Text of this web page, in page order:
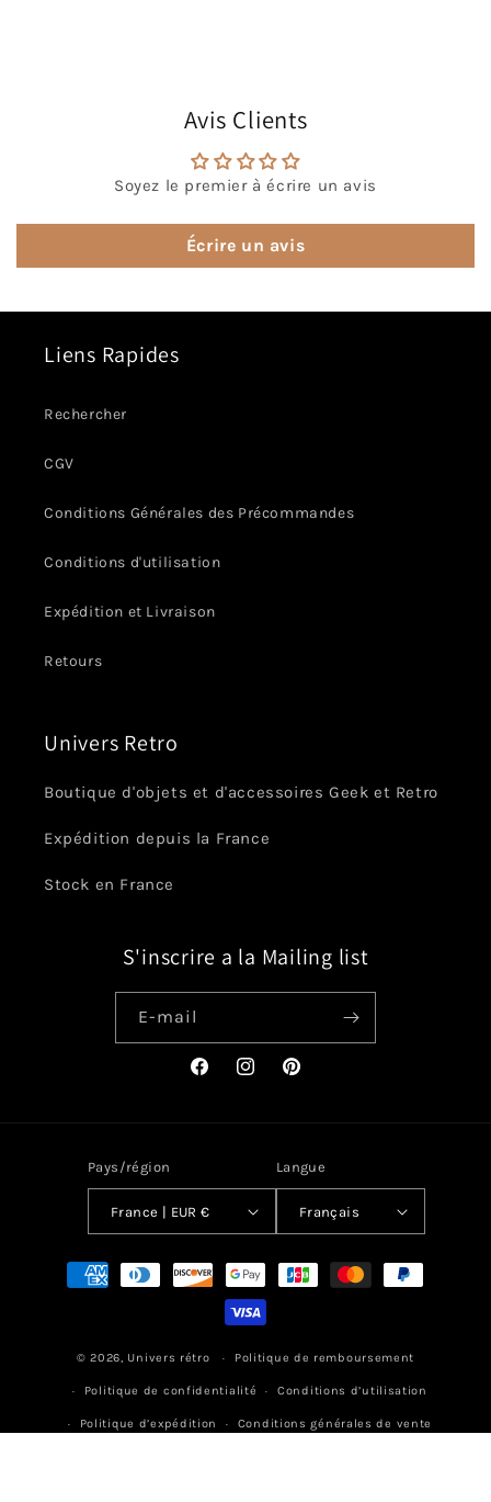
Avis Clients
Soyez le premier à écrire un avis
Écrire un avis
Liens Rapides
Rechercher
CGV
Conditions Générales des Précommandes
Conditions d'utilisation
Expédition et Livraison
Retours
Univers Retro
Boutique d'objets et d'accessoires Geek et Retro
Expédition depuis la France
Stock en France
S'inscrire a la Mailing list
E-mail
FacebookInstagramPinterest
Pays/région
France | EUR €
Langue
Français
Moyens
© 2026, Univers rétro Politique de remboursement
Politique de confidentialité Conditions d’utilisation
Politique d’expédition Conditions générales de vente